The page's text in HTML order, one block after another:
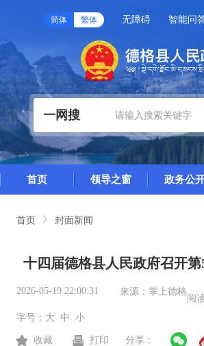
简体 繁体 无障碍 智能问
一网搜
首页 领导之窗 政务公
首页 封面新闻
十四届德格县人民政府召开
2026-05-19 22:00:31 来源： 掌上德格
阅
字号： 大 中 小
收藏 打印 分享：